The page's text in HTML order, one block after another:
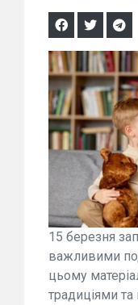
15 березня
важливими
цьому
традиціями